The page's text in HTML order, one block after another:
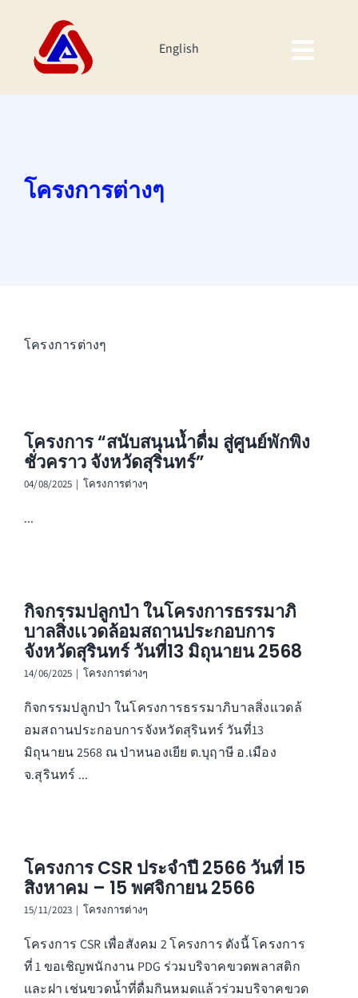
content
ผลิตภัณฑ์
ติดต่อเรา
English
โครงการต่างๆ
โครงการต่างๆ
โครงการ “สนับสนุนน้ำดื่ม สู่ศูนย์พักพิง
ชั่วคราว จังหวัดสุรินทร์”
04/08/2025 | โครงการต่างๆ
...
กิจกรรมปลูกป่า ในโครงการธรรมาภิ
บาลสิ่งเเวดล้อมสถานประกอบการ
จังหวัดสุรินทร์ วันที่13 มิถุนายน 2568
14/06/2025 | โครงการต่างๆ
กิจกรรมปลูกป่า ในโครงการธรรมาภิบาลสิ่งเเวดล้
อมสถานประกอบการจังหวัดสุรินทร์ วันที่13
มิถุนายน 2568 ณ ป่าหนองเยีย ต.บุฤาษี อ.เมือง
จ.สุรินทร์ ...
โครงการ CSR ประจำปี 2566 วันที่ 15
สิงหาคม – 15 พศจิกายน 2566
15/11/2023 | โครงการต่างๆ
โครงการ CSR เพื่อสังคม 2 โครงการ ดังนี้ โครงการ
ที่ 1 ขอเชิญพนักงาน PDG ร่วมบริจาคขวดพลาสติก
และฝา เช่นขวดน้ำที่ดื่มกินหมดแล้วร่วมบริจาคขวด